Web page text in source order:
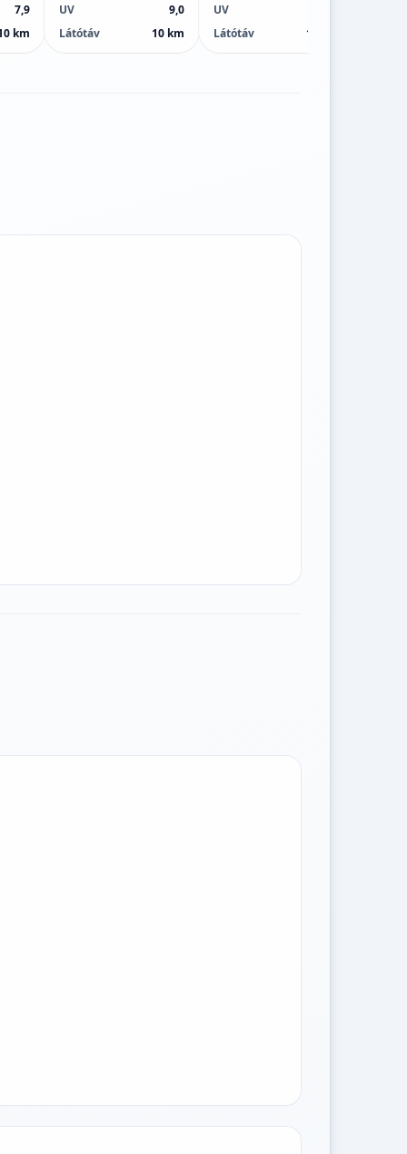
7,9
km
UV
9,0
Látótáv
10 km
UV
Látótáv
10 km